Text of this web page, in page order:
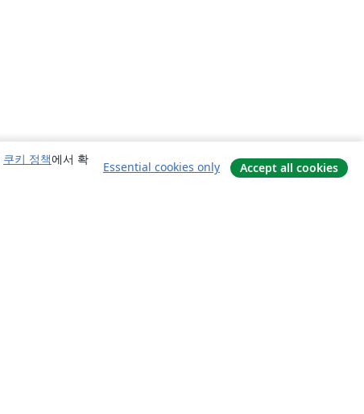
쿠키 정책에서 확
Essential cookies only Accept all cookies